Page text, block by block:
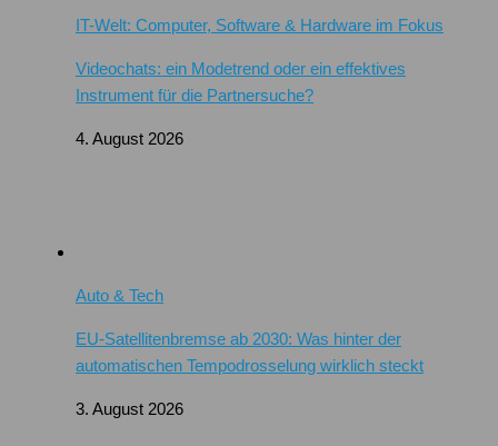
IT-Welt: Computer, Software & Hardware im Fokus
Videochats: ein Modetrend oder ein effektives
Instrument für die Partnersuche?
4. August 2026
Auto & Tech
EU-Satellitenbremse ab 2030: Was hinter der
automatischen Tempodrosselung wirklich steckt
3. August 2026